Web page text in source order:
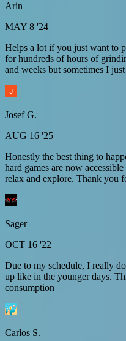
Arin
MAY 8 '24
Helps a lot if you just want to
for hundreds of hours of
and weeks but sometimes I
Josef G.
AUG 16 '25
Honestly the best thing to
hard games are now
relax and explore. Thank you
Sager
OCT 16 '22
Due to my schedule, I really
up like in the younger days.
consumption
Carlos S.